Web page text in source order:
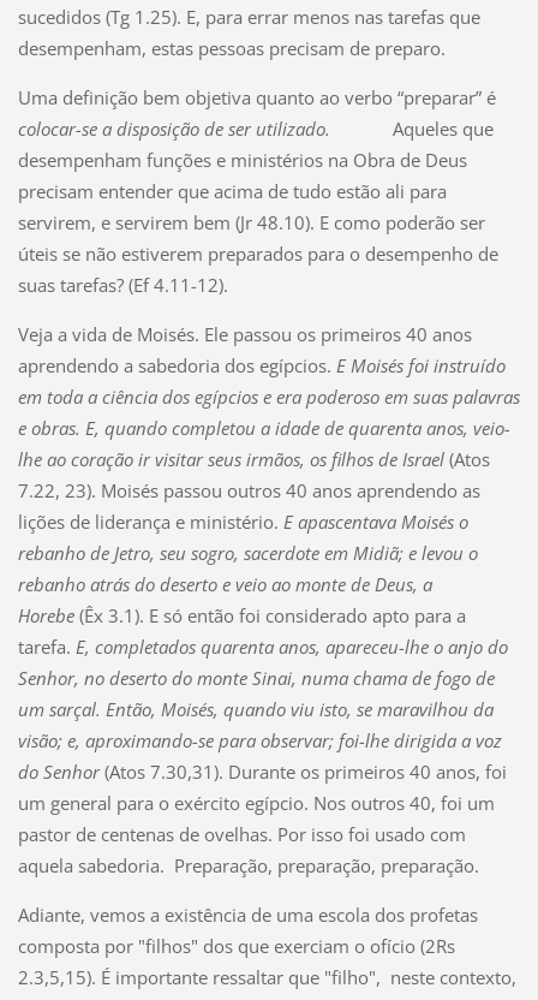
sucedidos (Tg 1.25). E, para errar menos nas tarefas que
desempenham, estas pessoas precisam de preparo.
Uma definição bem objetiva quanto ao verbo “preparar” é
colocar-se a disposição de ser utilizado.
Aqueles que
desempenham funções e ministérios na Obra de Deus
precisam entender que acima de tudo estão ali para
servirem, e servirem bem (Jr 48.10). E como poderão ser
úteis se não estiverem preparados para o desempenho de
suas tarefas? (Ef 4.11-12).
Veja a vida de Moisés. Ele passou os primeiros 40 anos
aprendendo a sabedoria dos egípcios. E Moisés foi instruído
em toda a ciência dos egípcios e era poderoso em suas palavras
e obras. E, quando completou a idade de quarenta anos, veio-
lhe ao coração ir visitar seus irmãos, os filhos de Israel (Atos
7.22, 23). Moisés passou outros 40 anos aprendendo as
lições de liderança e ministério. E apascentava Moisés o
rebanho de Jetro, seu sogro, sacerdote em Midiã; e levou o
rebanho atrás do deserto e veio ao monte de Deus, a
Horebe (Êx 3.1). E só então foi considerado apto para a
tarefa. E, completados quarenta anos, apareceu-lhe o anjo do
Senhor, no deserto do monte Sinai, numa chama de fogo de
um sarçal. Então, Moisés, quando viu isto, se maravilhou da
visão; e, aproximando-se para observar; foi-lhe dirigida a voz
do Senhor(Atos 7.30,31). Durante os primeiros 40 anos, foi
um general para o exército egípcio. Nos outros 40, foi um
pastor de centenas de ovelhas. Por isso foi usado com
aquela sabedoria. Preparação, preparação, preparação.
Adiante, vemos a existência de uma escola dos profetas
composta por "filhos" dos que exerciam o ofício (2Rs
2.3,5,15). É importante ressaltar que "filho", neste contexto,